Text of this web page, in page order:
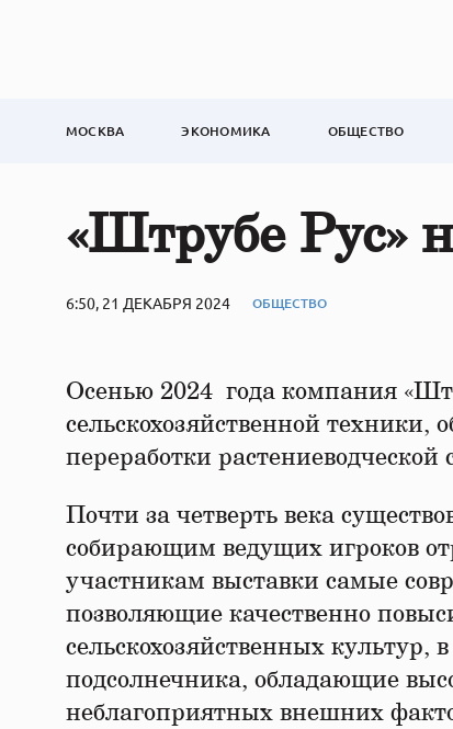
МОСКВА ЭКОНОМИКА ОБЩЕСТВО
«Штрубе Рус»
6:50, 21 ДЕКАБРЯ 2024 ОБЩЕСТВО
Осенью 2024 года компания
сельскохозяйственной техники,
переработки
Почти за четверть века
собирающим ведущих игроков
участникам выставки самые
позволяющие качественно
сельскохозяйственных
подсолнечника, обладающие
неблагоприятных внешних